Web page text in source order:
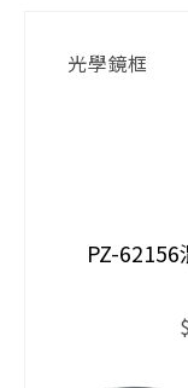
光學鏡框
PZ-